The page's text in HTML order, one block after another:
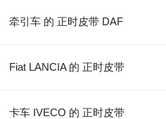
牵引车 的 正时皮带 DAF
Fiat LANCIA 的 正时皮带
卡车 IVECO 的 正时皮带